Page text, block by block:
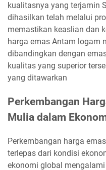
kualitasnya yang terjamin
dihasilkan telah melalui
memastikan keaslian dan
harga emas Antam logam
dibandingkan dengan
kualitas yang superior
yang ditawarkan
Perkembangan
Mulia dalam
Perkembangan harga
terlepas dari kondisi
ekonomi global